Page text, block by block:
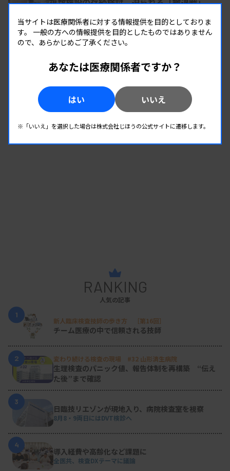
は26分だった。
実証実験に携わったTiLLの永井友和氏は、「病院の
診療部門で検体採取して、院内検査室で検査するの
と大きく変わらないくらいの時間だ。ドローンを使
って迅速な検査ができれば、災害発生時や離島等の
検査ニーズに応えることも含め、地域医療に貢献で
きる可能性が高い」と話す。
ドローンの振動が検体に与える影響では、新型コロ
ナウイルス陽性と判定された匿名化検体60件（唾液
30件、鼻咽頭拭い液30件）を対象に、ACSL社のド
ローン「PF2」のドローン「積載前」と「積載後60
分飛行（ホバリング）」の検体のCt値をそれぞれ調
べたデータが報告された。
検査室 2025.08.05 00:00
リキッド対応のNGS検査室、初のCAP認定
検査室2025.07.04 00:00
変わり続ける検査の現場 #19 熊本県心血管エコー検査標準
化プロジェクト
心エコー人材を県全体で育成
RANKING
人気の記事
1
新人臨床検査技師の歩き方 ［第16回］
チーム医療の中で信頼される技師
2 変わり続ける検査の現場 #32 山形済生病院
生理検査のパニック値、報告体制を再構築 “伝え
た後”まで確認
3
日臨技リエゾンが現地入り、病院検査室を視察
8月8・9両日にはDVT検診へ
4
導入経費や高齢化など課題に
全医共、検査DXテーマに議論
当サイトは医療関係者に対する情報提供を目的としておりま
す。 一般の方への情報提供を目的としたものではありません
ので、あらかじめご了承ください。
あなたは医療関係者ですか？
はい いいえ
※「いいえ」を選択した場合は株式会社じほうの公式サイトに遷移します。